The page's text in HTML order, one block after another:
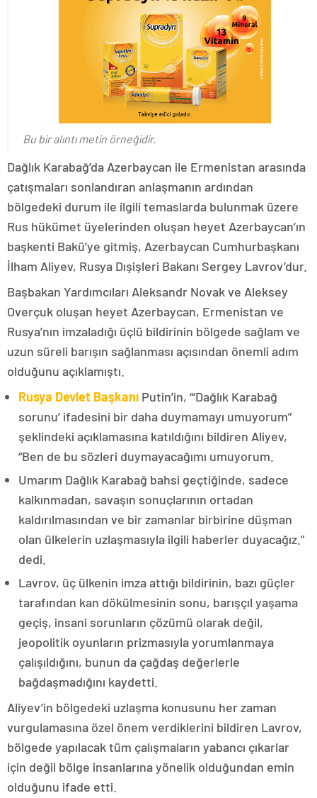
Bu bir alıntı metin örneğidir.
Dağlık Karabağ’da Azerbaycan ile Ermenistan arasında
çatışmaları sonlandıran anlaşmanın ardından
bölgedeki durum ile ilgili temaslarda bulunmak üzere
Rus hükümet üyelerinden oluşan heyet Azerbaycan’ın
başkenti Bakü’ye gitmiş, Azerbaycan Cumhurbaşkanı
İlham Aliyev, Rusya Dışişleri Bakanı Sergey Lavrov’dur.
Başbakan Yardımcıları Aleksandr Novak ve Aleksey
Overçuk oluşan heyet Azerbaycan, Ermenistan ve
Rusya’nın imzaladığı üçlü bildirinin bölgede sağlam ve
uzun süreli barışın sağlanması açısından önemli adım
olduğunu açıklamıştı.
Rusya Devlet Başkanı Putin’in, “‘Dağlık Karabağ
sorunu’ ifadesini bir daha duymamayı umuyorum”
şeklindeki açıklamasına katıldığını bildiren Aliyev,
“Ben de bu sözleri duymayacağımı umuyorum.
Umarım Dağlık Karabağ bahsi geçtiğinde, sadece
kalkınmadan, savaşın sonuçlarının ortadan
kaldırılmasından ve bir zamanlar birbirine düşman
olan ülkelerin uzlaşmasıyla ilgili haberler duyacağız.”
dedi.
Lavrov, üç ülkenin imza attığı bildirinin, bazı güçler
tarafından kan dökülmesinin sonu, barışçıl yaşama
geçiş, insani sorunların çözümü olarak değil,
jeopolitik oyunların prizmasıyla yorumlanmaya
çalışıldığını, bunun da çağdaş değerlerle
bağdaşmadığını kaydetti.
Aliyev’in bölgedeki uzlaşma konusunu her zaman
vurgulamasına özel önem verdiklerini bildiren Lavrov,
bölgede yapılacak tüm çalışmaların yabancı çıkarlar
için değil bölge insanlarına yönelik olduğundan emin
olduğunu ifade etti.